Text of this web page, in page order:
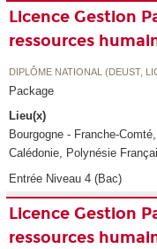
Licence Gestion
ressources
DIPLÔME NATIONAL (DEUST,
Package
Lieu(x)
Bourgogne - Franche-
Calédonie, Polynésie
Entrée Niveau 4 (Bac)
Licence Gestion
ressources